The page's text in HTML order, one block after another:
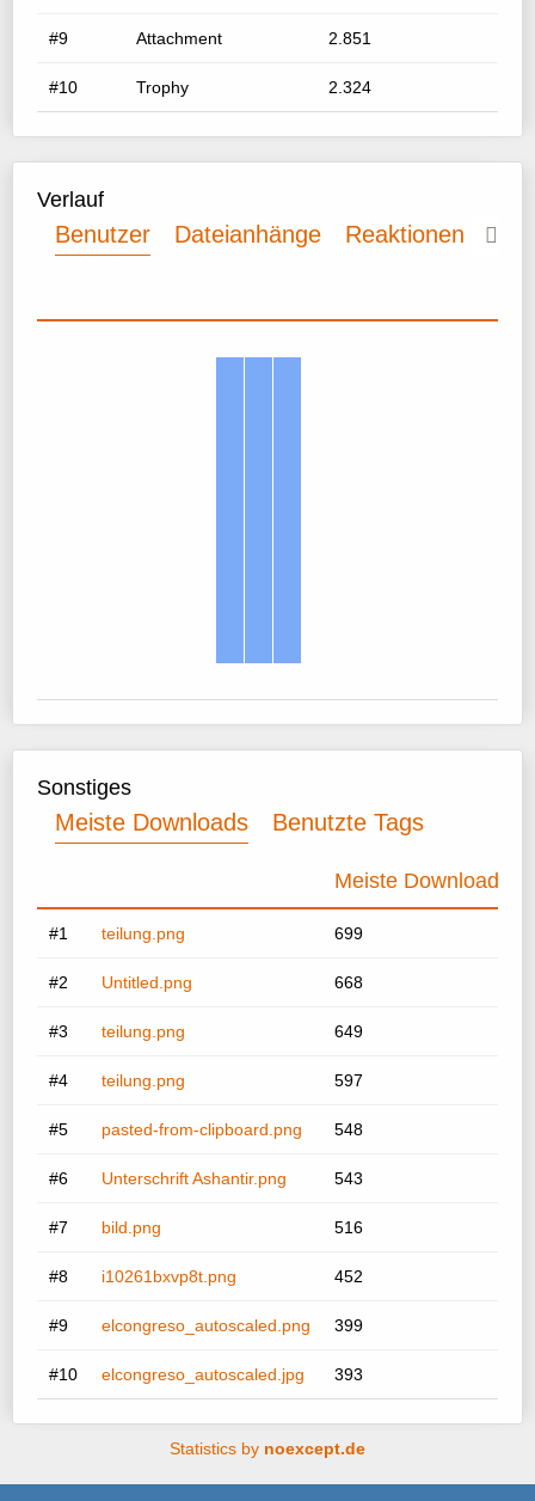
#9 Attachment 2.851
#10 Trophy 2.324
Verlauf
Benutzer Dateianhänge Reaktionen
Sonstiges
Meiste Downloads Benutzte Tags
Meiste Downloads
#1 teilung.png 699
#2 Untitled.png 668
#3 teilung.png 649
#4 teilung.png 597
#5 pasted-from-clipboard.png 548
#6 Unterschrift Ashantir.png 543
#7 bild.png 516
#8 i10261bxvp8t.png 452
#9 elcongreso_autoscaled.png 399
#10 elcongreso_autoscaled.jpg 393
Statistics by noexcept.de